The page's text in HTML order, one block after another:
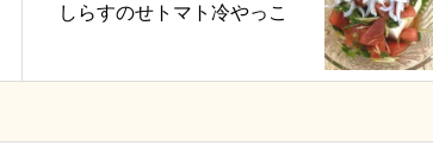
しらすのせトマト冷やっこ